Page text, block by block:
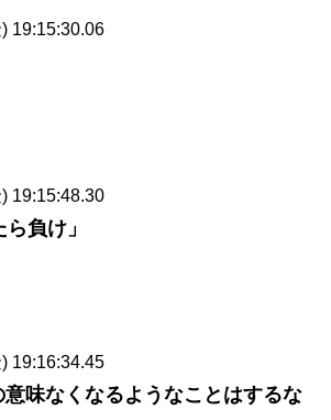
19:15:30.06
19:15:48.30
負け」
19:16:34.45
味なくなるようなことはするな